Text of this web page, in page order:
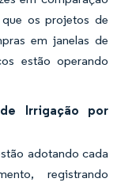
os projetos de
em janelas de
estão operando
Irrigação por
adotando cada
registrando